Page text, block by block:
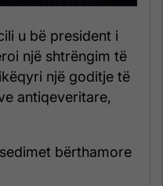
u bë president i
një shtrëngim të
një goditje të
antiqeveritare,
bërthamore